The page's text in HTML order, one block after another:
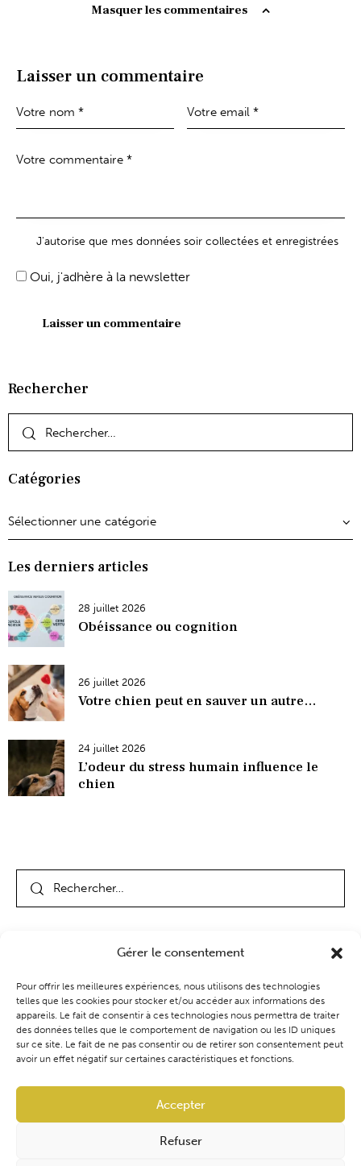
Gérer le consentement
Pour offrir les meilleures expériences, nous utilisons des technologies
telles que les cookies pour stocker et/ou accéder aux informations des
appareils. Le fait de consentir à ces technologies nous permettra de traiter
des données telles que le comportement de navigation ou les ID uniques
sur ce site. Le fait de ne pas consentir ou de retirer son consentement peut
avoir un effet négatif sur certaines caractéristiques et fonctions.
Accepter
Refuser
Masquer les commentaires
Laisser un commentaire
J'autorise que mes données soir collectées et enregistrées
Oui, j'adhère à la newsletter
Rechercher
Catégories
Les derniers articles
28 juillet 2026
Obéissance ou cognition
26 juillet 2026
Votre chien peut en sauver un autre…
24 juillet 2026
L’odeur du stress humain influence le
chien
Coaching Événements Blog Boutique
Audrey Ventura | Cynoconsult